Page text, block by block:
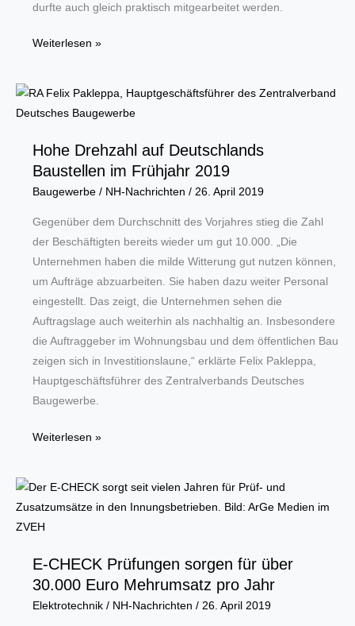
durfte auch gleich praktisch mitgearbeitet werden.
Jugendfeuerwehr
Weiterlesen »
Hohe Drehzahl auf Deutschlands
Baustellen im Frühjahr 2019
Baugewerbe/ NH-Nachrichten / 26. April 2019
Gegenüber dem Durchschnitt des Vorjahres stieg die Zahl
der Beschäftigten bereits wieder um gut 10.000. „Die
Unternehmen haben die milde Witterung gut nutzen können,
um Aufträge abzuarbeiten. Sie haben dazu weiter Personal
eingestellt. Das zeigt, die Unternehmen sehen die
Auftragslage auch weiterhin als nachhaltig an. Insbesondere
die Auftraggeber im Wohnungsbau und dem öffentlichen Bau
zeigen sich in Investitionslaune,“ erklärte Felix Pakleppa,
Hauptgeschäftsführer des Zentralverbands Deutsches
Baugewerbe.
Hohe
Weiterlesen »
E-CHECK Prüfungen sorgen für über
30.000 Euro Mehrumsatz pro Jahr
Elektrotechnik/ NH-Nachrichten / 26. April 2019